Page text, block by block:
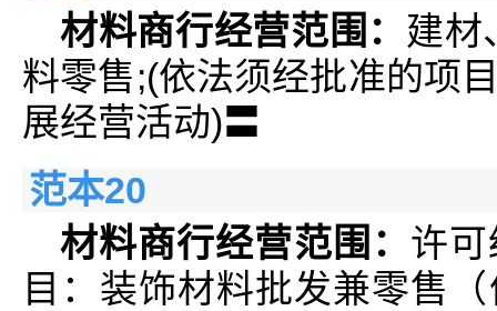
材料商行经营范围： 建材
料零售;(依法须经批准的项
展经营活动)〓
范本20
材料商行经营范围： 许
目：装饰材料批发兼零售